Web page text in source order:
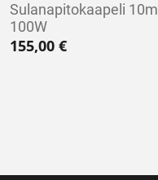
Sulanapitokaapeli 10m
100W
155,00 €